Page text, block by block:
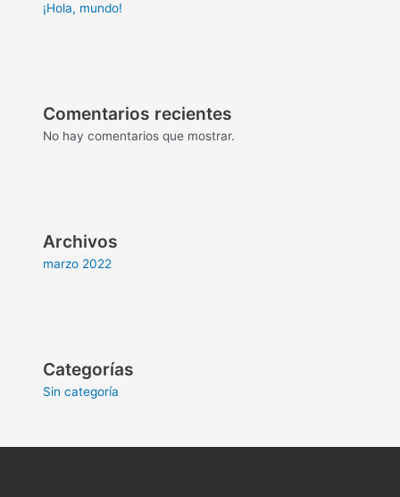
¡Hola, mundo!
Comentarios recientes
No hay comentarios que mostrar.
Archivos
marzo 2022
Categorías
Sin categoría